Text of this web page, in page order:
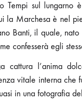
sul lungarno
la Marchesa è nel
Banti, il quale,
confesserà egli
cattura l’anima
vitale interna
in una fotografia